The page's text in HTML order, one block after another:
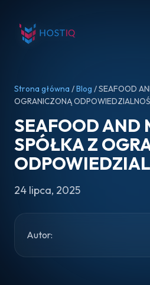
Strona główna /Blog / SEAFOOD
OGRANICZONĄ
SEAFOOD AND
SPÓŁKA Z
24 lipca, 2025
Autor: